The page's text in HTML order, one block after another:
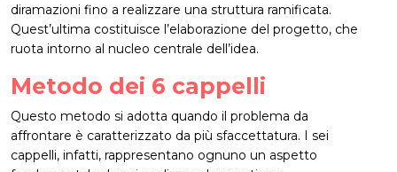
diramazioni fino a realizzare una struttura ramificata.
Quest’ultima costituisce l’elaborazione del progetto, che
ruota intorno al nucleo centrale dell’idea.
Metodo dei 6 cappelli
Questo metodo si adotta quando il problema da
affrontare è caratterizzato da più sfaccettatura. I sei
cappelli, infatti, rappresentano ognuno un aspetto